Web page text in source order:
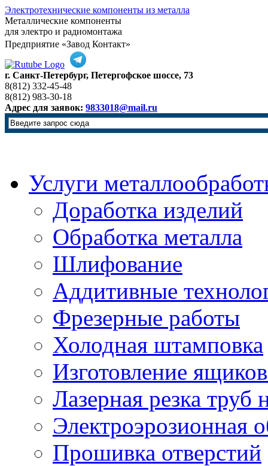
Электротехнические компоненты из металла
Металлические компоненты
для электро и радиомонтажа
Предприятие «Завод Контакт»
г. Санкт-Петербург, Петергофское шоссе, 73
8(812) 332-45-48
8(812) 983-30-18
Адрес для заявок: 9833018@mail.ru
Услуги
Доработка изделий
Обработка металла
Шлифование
Аддитивные
Фрезерные работы
Холодная штамповка
Изготовление
Лазерная резка труб
Электроэрозионная
Прошивка отверстий